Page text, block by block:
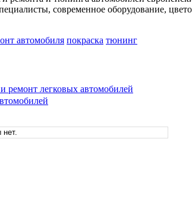
современное оборудование,
автомобиля покраска тюнинг
ремонт легковых автомобилей